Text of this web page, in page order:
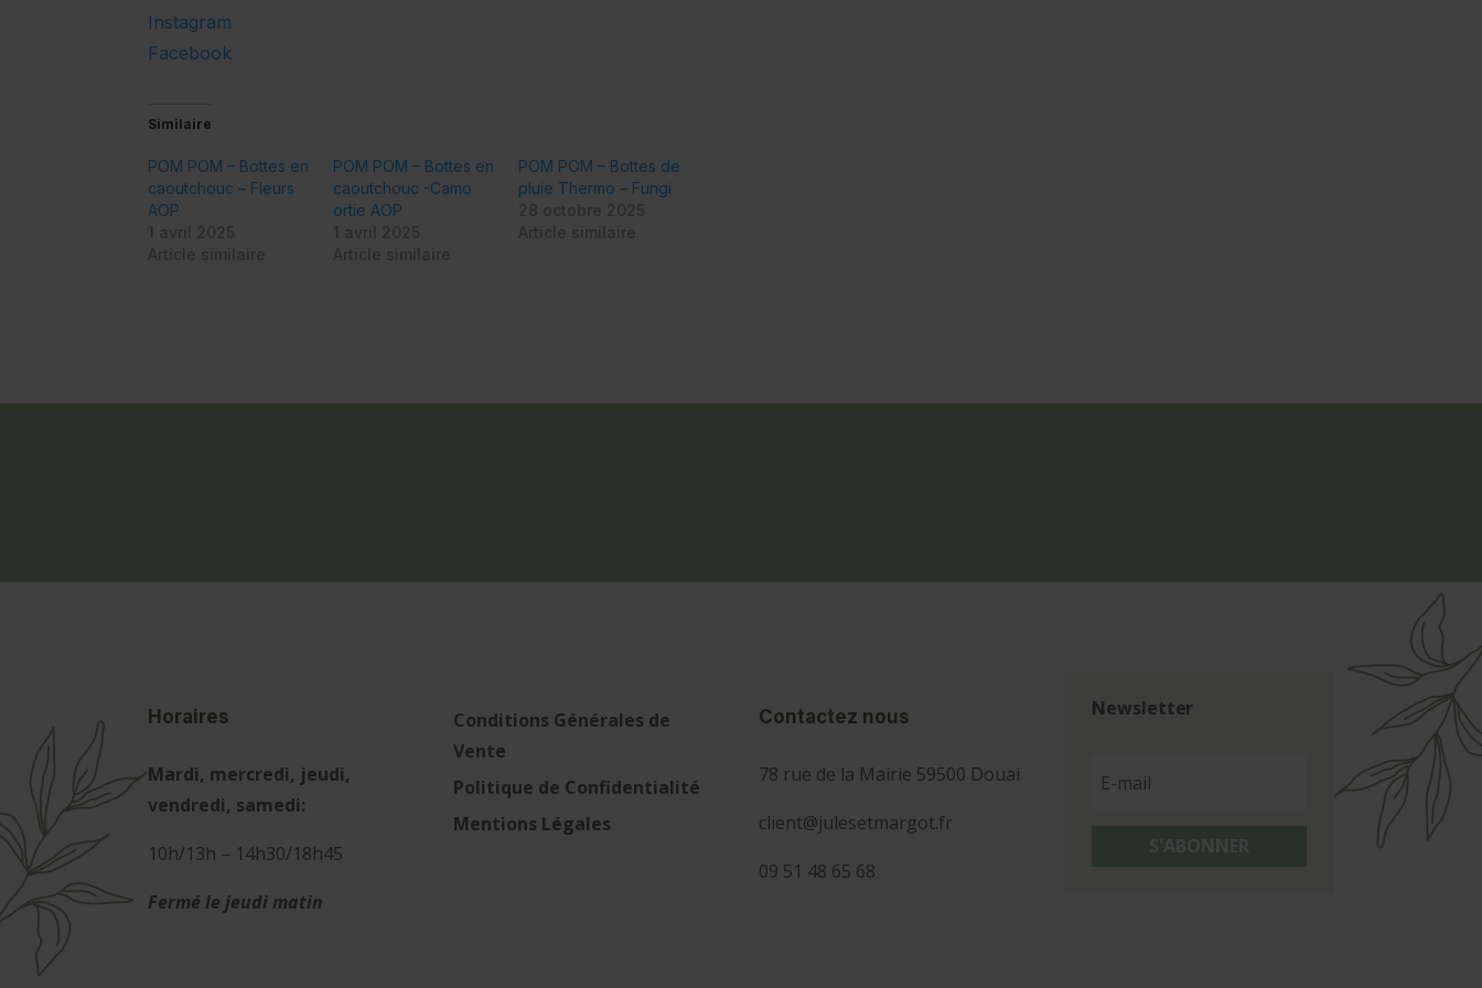
Instagram
Facebook
Similaire
POM POM – Bottes en
caoutchouc – Fleurs
AOP
POM POM – Bottes en
caoutchouc -Camo
ortie AOP
POM POM – Bottes de
pluie Thermo – Fungi
Horaires
Mardi, mercredi, jeudi,
vendredi, samedi:
10h/13h – 14h30/18h45
Fermé le jeudi matin
Conditions Générales de
Vente
Politique de Confidentialité
Mentions Légales
Contactez nous
78 rue de la Mairie 59500 Douai
client@julesetmargot.fr
09 51 48 65 68
Newsletter
S'ABONNER